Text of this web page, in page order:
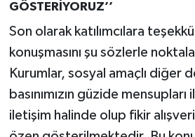
GÖSTERİYORUZ’’
Son olarak katılımcılara
konuşmasını şu sözlerle
Kurumlar, sosyal amaçlı diğer
basınımızın güzide mensupları
iletişim halinde olup fikir